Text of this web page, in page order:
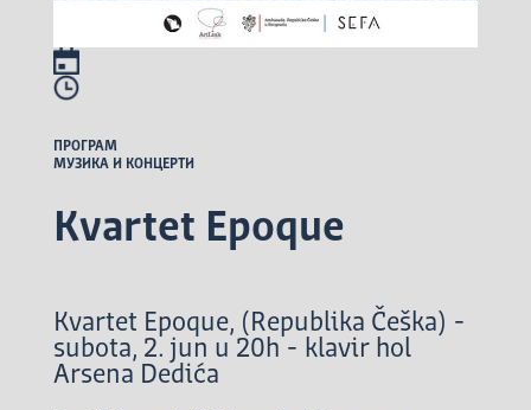
ПРОГРАМ
МУЗИКА И КОНЦЕРТИ
Kvartet Epoque
Kvartet Epoque, (Republika Češka) -
subota, 2. jun u 20h - klavir hol
Arsena Dedića